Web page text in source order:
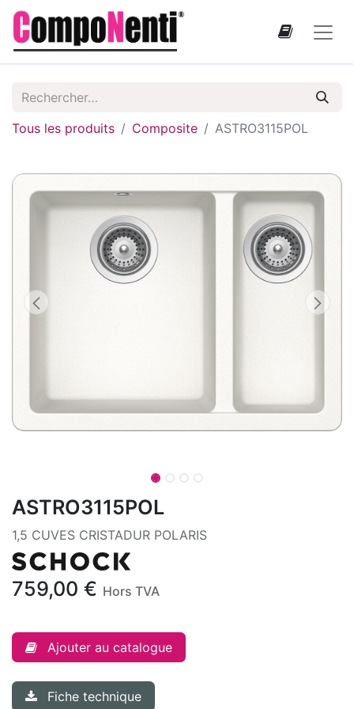
Tous les produits Composite ASTRO3115POL
ASTRO3115POL
1,5 CUVES CRISTADUR POLARIS
759,00 € Hors TVA
Ajouter au catalogue
Fiche technique